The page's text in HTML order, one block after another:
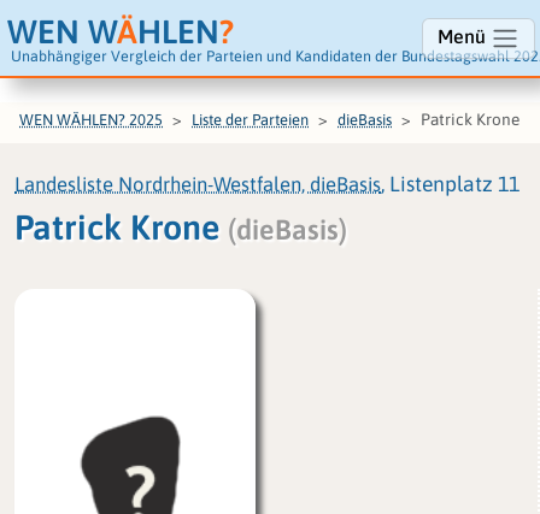
WEN WÄHLEN?
Unabhängiger Vergleich der Parteien und Kandidaten der Bundestagswahl
Menü
WEN WÄHLEN? 2025 Liste der Parteien dieBasis Patrick Krone
Landesliste Nordrhein-Westfalen, dieBasis, Listenplatz 11
Patrick Krone (dieBasis)